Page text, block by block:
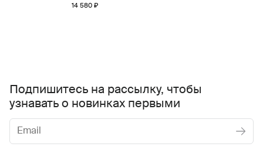
14 580 ₽
Подпишитесь на рассылку, чтобы
узнавать о новинках первыми